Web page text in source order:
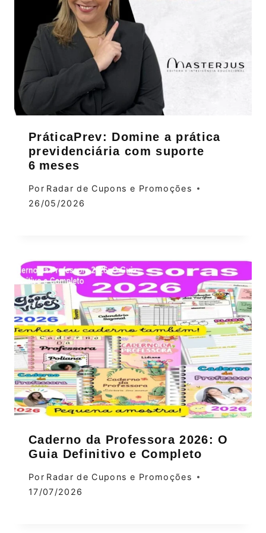
PráticaPrev: Domine a prática
previdenciária com suporte
6 meses
Por Radar de Cupons e Promoções
26/05/2026
Caderno da Professora 2026: O
Guia Definitivo e Completo
Por Radar de Cupons e Promoções
17/07/2026